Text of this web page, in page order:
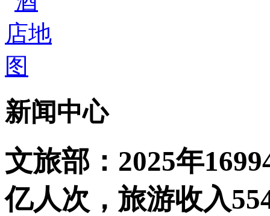
新闻中心
文旅部：2025年
亿人次，旅游收入